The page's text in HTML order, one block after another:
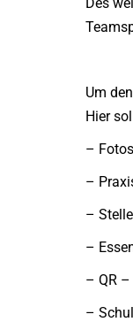
Um
Hier
–
–
–
–
– QR
–